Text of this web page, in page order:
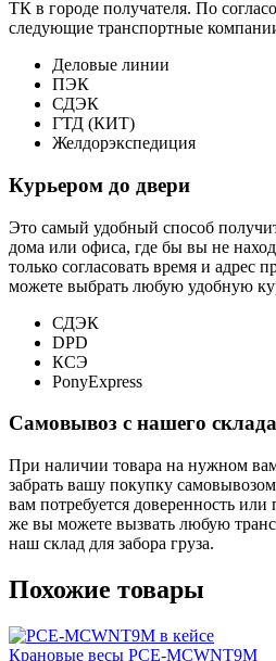
ТК в городе получателя. По
следующие транспортные
Деловые линии
ПЭК
СДЭК
ГТД (КИТ)
Желдорэкспедиция
Курьером до двери
Это самый удобный способ
дома или офиса, где бы вы не
только согласовать время и адрес
можете выбрать любую удобную
СДЭК
DPD
КСЭ
PonyExpress
Самовывоз с нашего склада
При наличии товара на нужном
забрать вашу покупку
вам потребуется доверенность
же вы можете вызвать любую
наш склад для забора груза.
Похожие товары
Крановые весы PCE-MCWNT9M